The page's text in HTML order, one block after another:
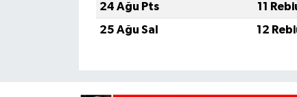
24 Ağu Pts
11
25 Ağu Sal
12